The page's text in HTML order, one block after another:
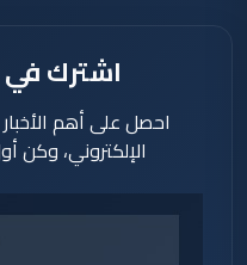
اشترك في
احصل على أهم الأخبار
الإلكتروني، وكن